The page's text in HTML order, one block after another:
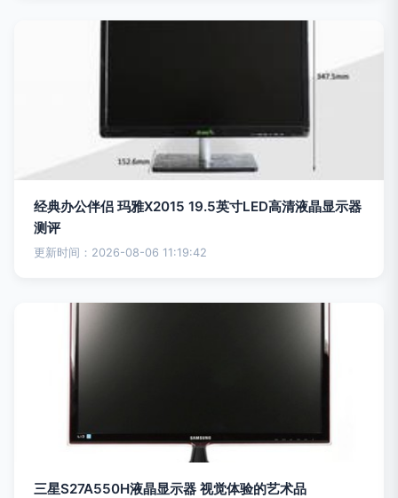
经典办公伴侣 玛雅X2015 19.5英寸LED高清液晶显示器
测评
更新时间：2026-08-06 11:19:42
三星S27A550H液晶显示器 视觉体验的艺术品